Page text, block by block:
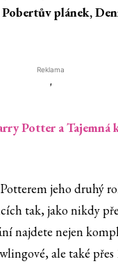
plánek,
Reklama
'
Potter a Tajemná
jeho druhý
tak, jako nikdy
najdete nejen
ale také